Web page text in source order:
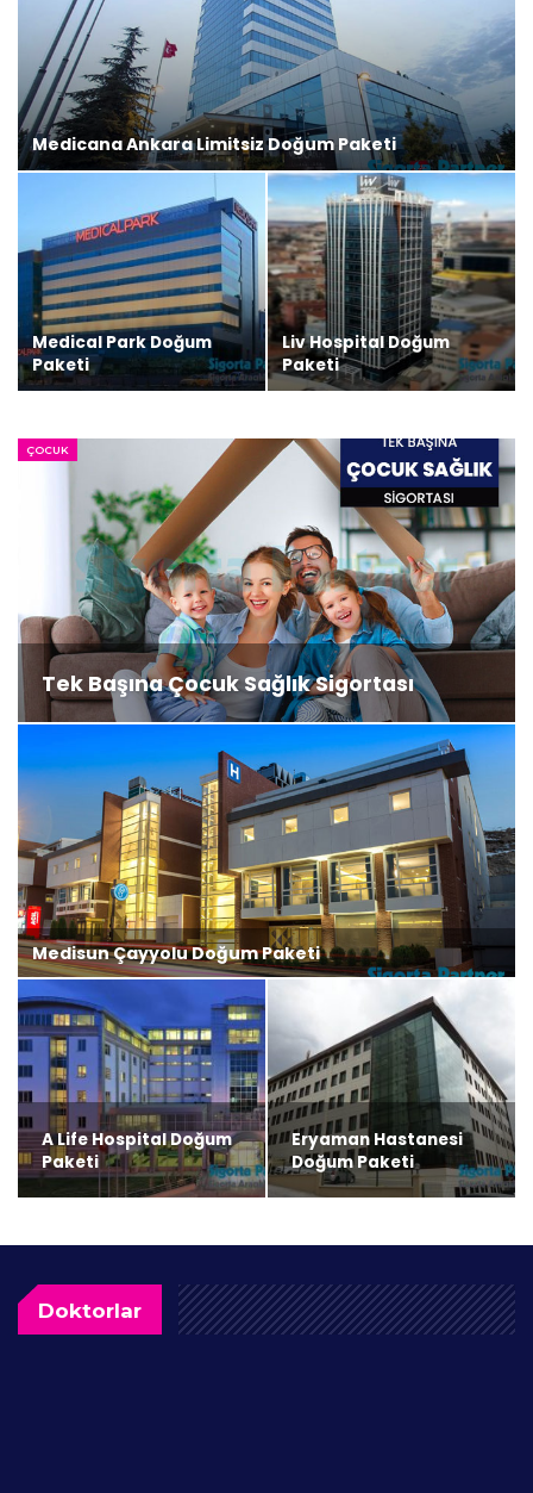
Medicana Ankara Limitsiz Doğum Paketi
Medical Park Doğum
Paketi
Liv Hospital Doğum
Paketi
ÇOCUK
Tek Başına Çocuk Sağlık Sigortası
Medisun Çayyolu Doğum Paketi
A Life Hospital Doğum
Paketi
Eryaman Hastanesi
Doğum Paketi
Doktorlar